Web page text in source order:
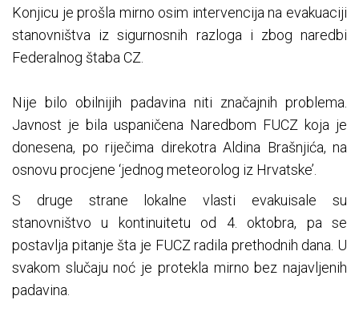
Konjicu je prošla mirno osim intervencija na evakuaciji
stanovništva iz sigurnosnih razloga i zbog naredbi
Federalnog štaba CZ.
Nije bilo obilnijih padavina niti značajnih problema.
Javnost je bila uspaničena Naredbom FUCZ koja je
donesena, po riječima direkotra Aldina Brašnjića, na
osnovu procjene ‘jednog meteorolog iz Hrvatske’.
S druge strane lokalne vlasti evakuisale su
stanovništvo u kontinuitetu od 4. oktobra, pa se
postavlja pitanje šta je FUCZ radila prethodnih dana. U
svakom slučaju noć je protekla mirno bez najavljenih
padavina.